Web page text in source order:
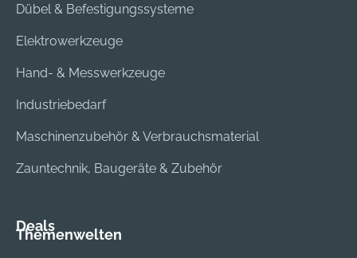
Dübel & Befestigungssysteme
Elektrowerkzeuge
Hand- & Messwerkzeuge
Industriebedarf
Maschinenzubehör & Verbrauchsmaterial
Zauntechnik, Baugeräte & Zubehör
Deals
Themenwelten